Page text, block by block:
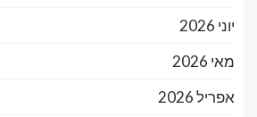
יוני 2026
מאי 2026
אפריל 2026